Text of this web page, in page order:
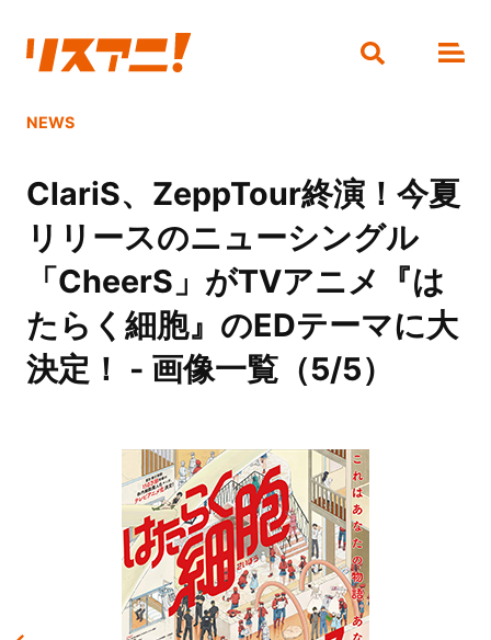
NEWS
ClariS、ZeppTour終演！今夏
リリースのニューシングル
「CheerS」がTVアニメ『は
たらく細胞』のEDテーマに大
決定！ - 画像一覧（5/5）